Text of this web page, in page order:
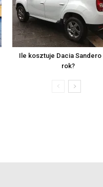
Ile kosztuje Dacia Sandero
rok?